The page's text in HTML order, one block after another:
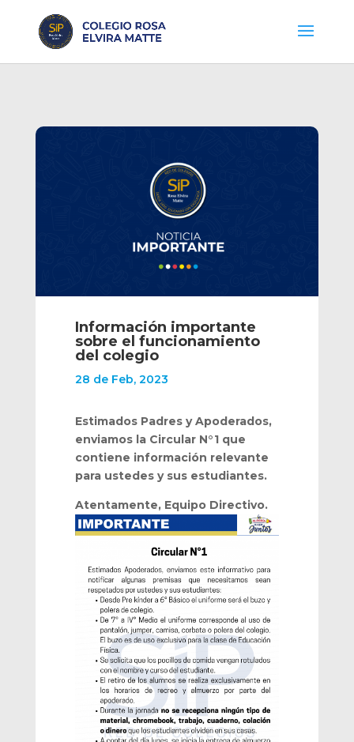
Información importante
sobre el funcionamiento
del colegio
28 de Feb, 2023
Estimados Padres y Apoderados,
enviamos la Circular N°1 que
contiene información relevante
para ustedes y sus estudiantes.
Atentamente, Equipo Directivo.